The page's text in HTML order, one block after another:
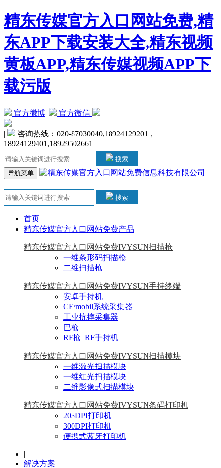
精东传媒官方入口网站免费,精
东APP下载安装大全,精东视频
黄板APP,精东传媒视频APP下
载污版
官方微博| 官方微信
|
咨询热线：020-87030040,18924129201，
18924129401,18929502661
搜索
导航菜单
搜索
首页
精东传媒官方入口网站免费产品
精东传媒官方入口网站免费IVYSUN扫描枪
一维条形码扫描枪
二维扫描枪
精东传媒官方入口网站免费IVYSUN手持终端
安卓手持机
CE/mobil系统采集器
工业抗摔采集器
巴枪
RF枪_RF手持机
精东传媒官方入口网站免费IVYSUN扫描模块
一维激光扫描模块
一维红光扫描模块
二维影像式扫描模块
精东传媒官方入口网站免费IVYSUN条码打印机
203DPI打印机
300DPI打印机
便携式蓝牙打印机
|
解决方案